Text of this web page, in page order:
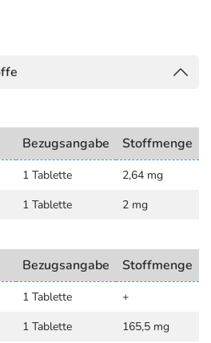
Bezugsangabe Stoffmenge
1 Tablette
2,64 mg
1 Tablette
2 mg
Bezugsangabe Stoffmenge
1 Tablette
+
1 Tablette
165,5 mg